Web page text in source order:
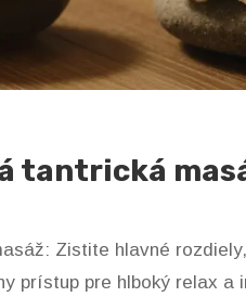
tantrická
Zistite hlavné
prístup pre hlboký relax a